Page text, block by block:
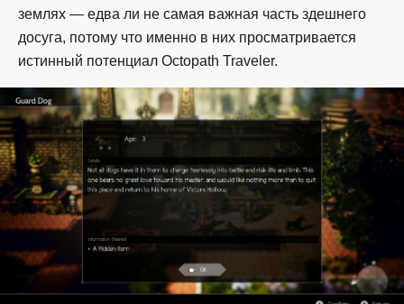
землях — едва ли не самая важная часть здешнего
досуга, потому что именно в них просматривается
истинный потенциал Octopath Traveler.